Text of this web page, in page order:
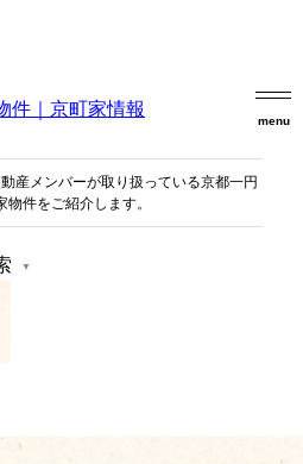
menu
産メンバーが取り扱っている京都一円
物件をご紹介します。